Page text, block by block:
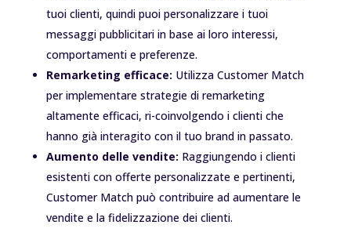
tuoi clienti, quindi puoi personalizzare i tuoi
messaggi pubblicitari in base ai loro interessi,
comportamenti e preferenze.
Remarketing efficace: Utilizza Customer Match
per implementare strategie di remarketing
altamente efficaci, ri-coinvolgendo i clienti che
hanno già interagito con il tuo brand in passato.
Aumento delle vendite: Raggiungendo i clienti
esistenti con offerte personalizzate e pertinenti,
Customer Match può contribuire ad aumentare le
vendite e la fidelizzazione dei clienti.